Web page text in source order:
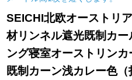
SEICHI北欧オーストリ
材リンネル遮光既制カ
ング寝室オーストリン
既制カーン浅カレー色